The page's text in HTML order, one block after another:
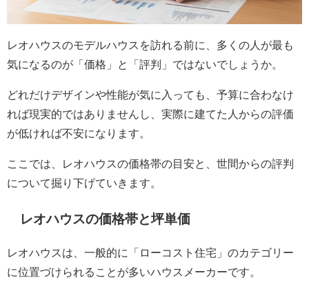
レオハウスのモデルハウスを訪れる前に、多くの人が最も
気になるのが「価格」と「評判」ではないでしょうか。
どれだけデザインや性能が気に入っても、予算に合わなけ
れば現実的ではありませんし、実際に建てた人からの評価
が低ければ不安になります。
ここでは、レオハウスの価格帯の目安と、世間からの評判
について掘り下げていきます。
レオハウスの価格帯と坪単価
レオハウスは、一般的に「ローコスト住宅」のカテゴリー
に位置づけられることが多いハウスメーカーです。